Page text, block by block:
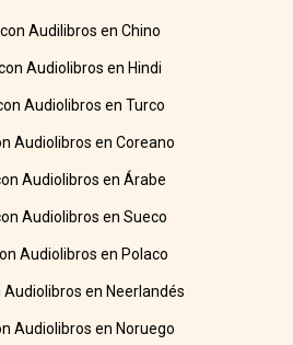
Audilibros en Chino
Audiolibros en Hindi
Audiolibros en Turco
Audiolibros en Coreano
Audiolibros en Árabe
Audiolibros en Sueco
Audiolibros en Polaco
en Neerlandés
Audiolibros en Noruego